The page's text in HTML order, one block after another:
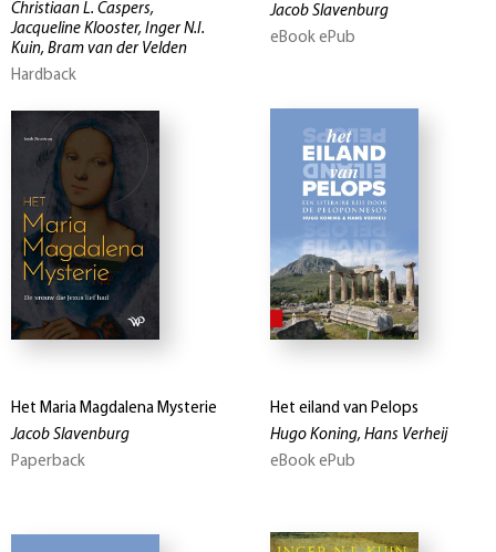
Christiaan L. Caspers,
Jacqueline Klooster, Inger N.I.
Kuin, Bram van der Velden
Hardback
Jacob Slavenburg
eBook ePub
Het Maria Magdalena Mysterie
Jacob Slavenburg
Paperback
Het eiland van Pelops
Hugo Koning, Hans Verheij
eBook ePub